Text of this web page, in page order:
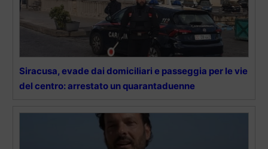
Siracusa, evade dai domiciliari e passeggia per le vie
del centro: arrestato un quarantaduenne